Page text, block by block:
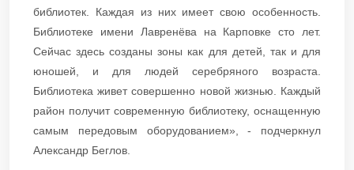
библиотек. Каждая из них имеет свою особенность.
Библиотеке имени Лавренёва на Карповке сто лет.
Сейчас здесь созданы зоны как для детей, так и для
юношей, и для людей серебряного возраста.
Библиотека живет совершенно новой жизнью. Каждый
район получит современную библиотеку, оснащенную
самым передовым оборудованием», - подчеркнул
Александр Беглов.